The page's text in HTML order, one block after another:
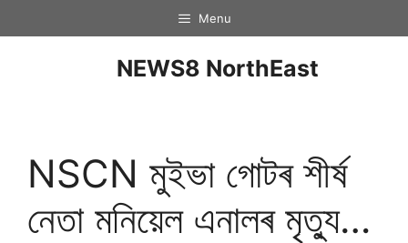
Menu
NEWS8 NorthEast
NSCN মুইভা গোটৰ শীৰ্ষ
নেতা মনিয়েল এনালৰ মৃত্যু…